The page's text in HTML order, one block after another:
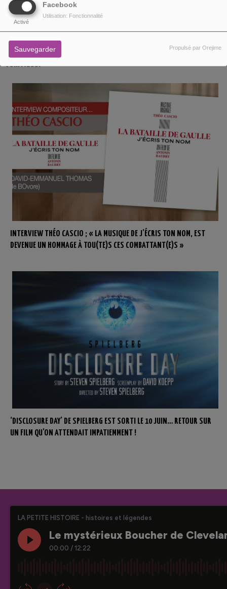
Facebook
Activé
Utilisation: Fonctionnalité
Sauvegarder Propulsé par Orejime
PARTAGEZ !
VOIR AUSSI
INTERVIEW THÉO CASCIO ; « LA MUSIQUE DE J’ÉCRIS TON NOM, EST
DEVENUE UN HOMMAGE À TOU(TE)S CES COMBATTANT(E)S »
‘DISCLOSURE DAY’ DE SPIELBERG EST SORTI LE 10 JUIN… RETOUR SUR
UN FILM QU’ON ATTENDAIT IMPATIEMMENT !